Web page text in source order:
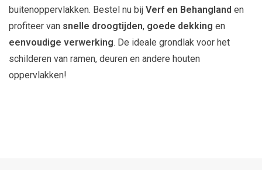
buitenoppervlakken. Bestel nu bij Verf en Behangland en
profiteer van snelle droogtijden, goede dekking en
eenvoudige verwerking. De ideale grondlak voor het
schilderen van ramen, deuren en andere houten
oppervlakken!